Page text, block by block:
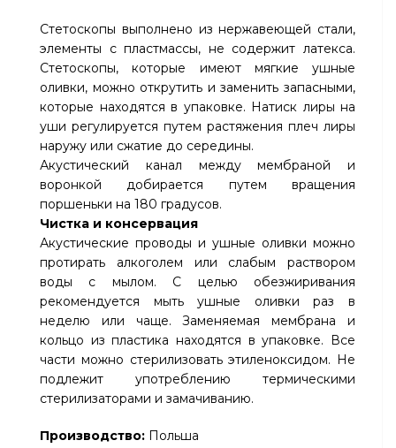
Стетоскопы выполнено из нержавеющей стали,
элементы с пластмассы, не содержит латекса.
Стетоскопы, которые имеют мягкие ушные
оливки, можно открутить и заменить запасными,
которые находятся в упаковке. Натиск лиры на
уши регулируется путем растяжения плеч лиры
наружу или сжатие до середины.
Акустический канал между мембраной и
воронкой добирается путем вращения
поршеньки на 180 градусов.
Чистка и консервация
Акустические проводы и ушные оливки можно
протирать алкоголем или слабым раствором
воды с мылом. С целью обезжиривания
рекомендуется мыть ушные оливки раз в
неделю или чаще. Заменяемая мембрана и
кольцо из пластика находятся в упаковке. Все
части можно стерилизовать этиленоксидом. Не
подлежит употреблению термическими
стерилизаторами и замачиванию.
Производство: Польша